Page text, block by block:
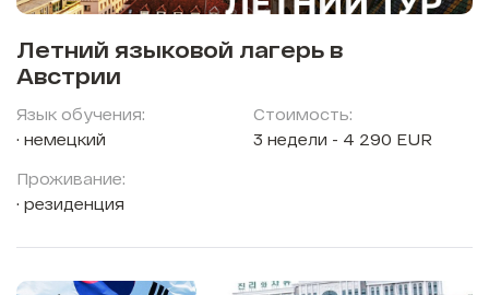
Летний языковой лагерь в
Австрии
Язык обучения:
немецкий
Проживание:
резиденция
Стоимость:
3 недели - 4 290 EUR